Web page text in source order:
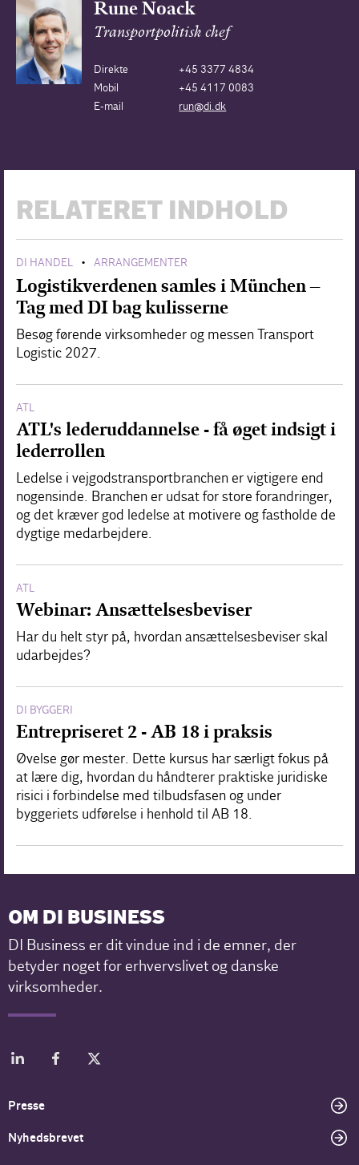
Rune Noack
Transportpolitisk chef
Direkte
+45 3377 4834
Mobil
+45 4117 0083
E-mail
run@di.dk
RELATERET INDHOLD
DI HANDEL • ARRANGEMENTER
Logistikverdenen samles i München –
Tag med DI bag kulisserne
Besøg førende virksomheder og messen Transport
Logistic 2027.
ATL
ATL's lederuddannelse - få øget indsigt i
lederrollen
Ledelse i vejgodstransportbranchen er vigtigere end
nogensinde. Branchen er udsat for store forandringer,
og det kræver god ledelse at motivere og fastholde de
dygtige medarbejdere.
ATL
Webinar: Ansættelsesbeviser
Har du helt styr på, hvordan ansættelsesbeviser skal
udarbejdes?
DI BYGGERI
Entrepriseret 2 - AB 18 i praksis
Øvelse gør mester. Dette kursus har særligt fokus på
at lære dig, hvordan du håndterer praktiske juridiske
risici i forbindelse med tilbudsfasen og under
byggeriets udførelse i henhold til AB 18.
OM DI BUSINESS
DI Business er dit vindue ind i de emner, der
betyder noget for erhvervslivet og danske
virksomheder.
Presse
Nyhedsbrevet